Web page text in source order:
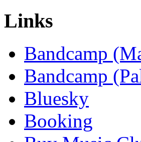
Links
Bandcamp
Bandcamp
Bluesky
Booking